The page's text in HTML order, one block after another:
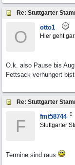
O otto1
Hier geht
O.k. also Pause bis
Fettsack verhungert
F fmt58744
Stuttgarter
Termine sind raus